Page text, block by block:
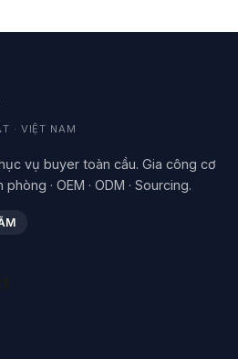
· VIỆT NAM
vụ buyer toàn cầu. Gia công cơ
· OEM · ODM · Sourcing.